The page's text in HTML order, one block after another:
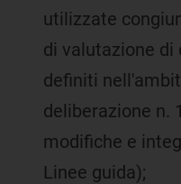
utilizzate
di valutazione di
definiti
deliberazione n.
modifiche e
Linee guida);